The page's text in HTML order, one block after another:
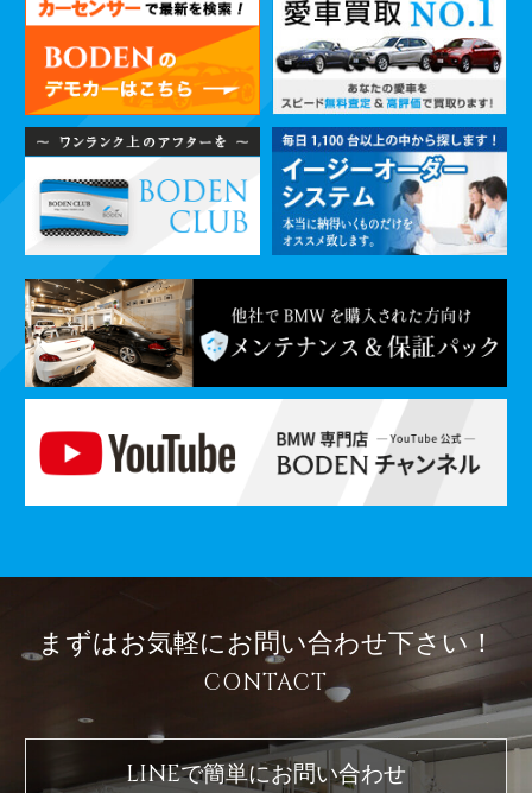
まずはお気軽にお問い合わせ下さい！
CONTACT
LINEで簡単にお問い合わせ